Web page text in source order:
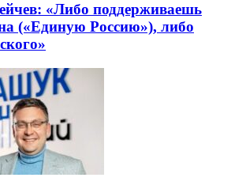
«Либо поддерживаешь
(«Единую Россию»), либо